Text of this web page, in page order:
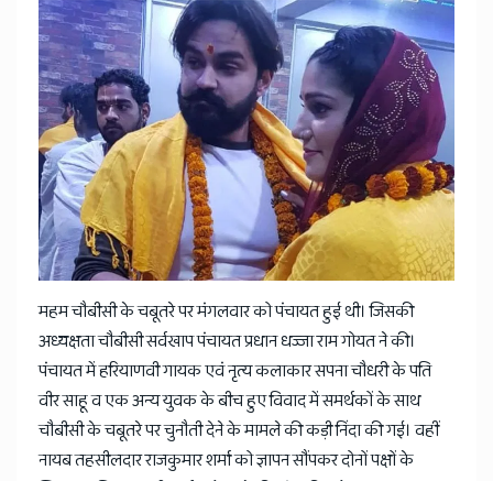
महम चौबीसी के चबूतरे पर मंगलवार को पंचायत हुई थी। जिसकी
अध्यक्षता चौबीसी सर्वखाप पंचायत प्रधान धज्जा राम गोयत ने की।
पंचायत में हरियाणवी गायक एवं नृत्य कलाकार सपना चौधरी के पति
वीर साहू व एक अन्य युवक के बीच हुए विवाद में समर्थकों के साथ
चौबीसी के चबूतरे पर चुनौती देने के मामले की कड़ी निंदा की गई। वहीं
नायब तहसीलदार राजकुमार शर्मा को ज्ञापन सौंपकर दोनों पक्षों के